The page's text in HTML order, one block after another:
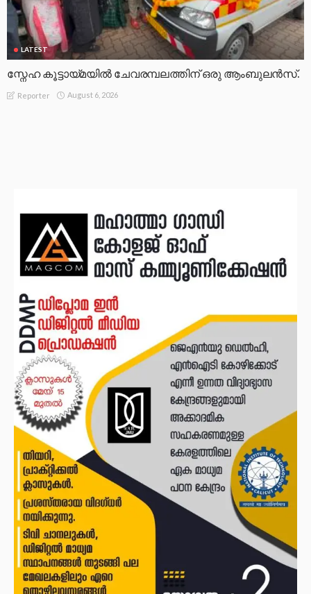
LATEST
സ്നേഹ കൂട്ടായ്മയിൽ ചേവരമ്പലത്തിന് ഒരു ആംബുലൻസ്.
Reporter August 6, 2026